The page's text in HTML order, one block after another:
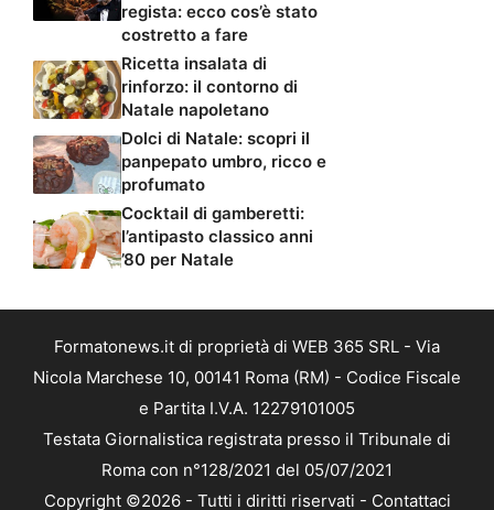
regista: ecco cos’è stato
costretto a fare
Ricetta insalata di
rinforzo: il contorno di
Natale napoletano
Dolci di Natale: scopri il
panpepato umbro, ricco e
profumato
Cocktail di gamberetti:
l’antipasto classico anni
’80 per Natale
Formatonews.it di proprietà di WEB 365 SRL - Via
Nicola Marchese 10, 00141 Roma (RM) - Codice Fiscale
e Partita I.V.A. 12279101005
Testata Giornalistica registrata presso il Tribunale di
Roma con n°128/2021 del 05/07/2021
Copyright ©2026 - Tutti i diritti riservati - Contattaci